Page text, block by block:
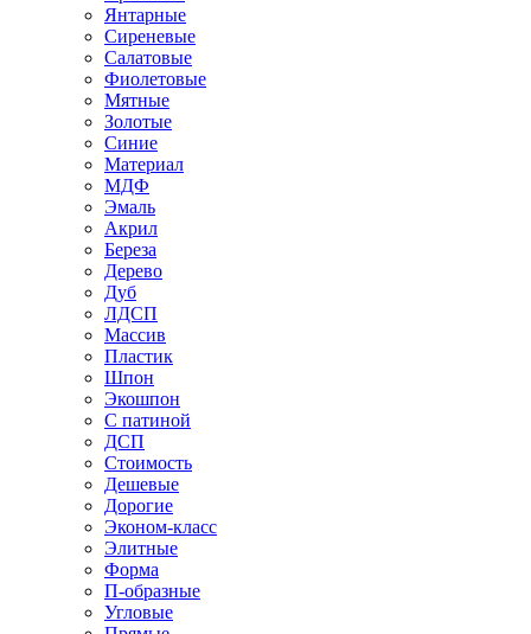
Янтарные
Сиреневые
Салатовые
Фиолетовые
Мятные
Золотые
Синие
Материал
МДФ
Эмаль
Акрил
Береза
Дерево
Дуб
ЛДСП
Массив
Пластик
Шпон
Экошпон
С патиной
ДСП
Стоимость
Дешевые
Дорогие
Эконом-класс
Элитные
Форма
П-образные
Угловые